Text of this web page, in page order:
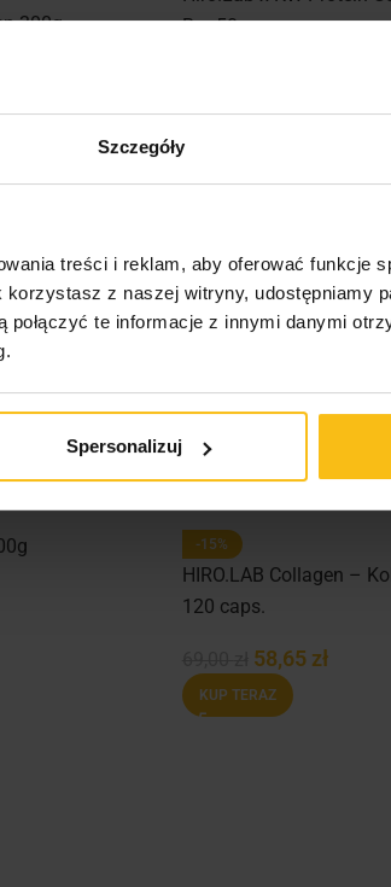
Szczegóły
treści i reklam, aby oferować funkcje
z naszej witryny, udostępniamy
te informacje z innymi danymi
Spersonalizuj
300g
Bar 50g
KUP TERAZ
-15%
HIRO.LAB Collagen –
120 caps.
58,65 zł
KUP TERAZ